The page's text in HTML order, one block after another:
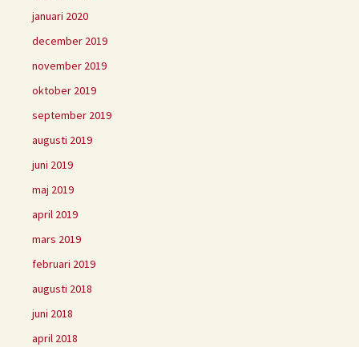
januari 2020
december 2019
november 2019
oktober 2019
september 2019
augusti 2019
juni 2019
maj 2019
april 2019
mars 2019
februari 2019
augusti 2018
juni 2018
april 2018